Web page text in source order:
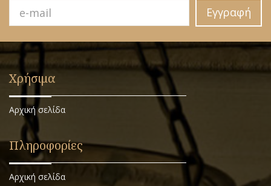
Εγγραφή
Χρήσιμα
Αρχική σελίδα
Πληροφορίες
Αρχική σελίδα